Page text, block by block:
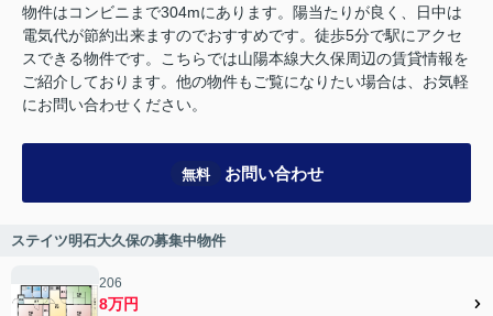
物件はコンビニまで304mにあります。陽当たりが良く、日中は
電気代が節約出来ますのでおすすめです。徒歩5分で駅にアクセ
スできる物件です。こちらでは山陽本線大久保周辺の賃貸情報を
ご紹介しております。他の物件もご覧になりたい場合は、お気軽
にお問い合わせください。
無料 お問い合わせ
ステイツ明石大久保の募集中物件
206
8万円